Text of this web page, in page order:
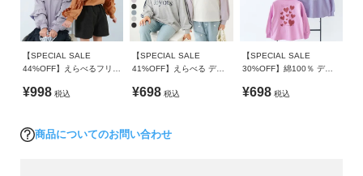
FOLLOW
生産国
CHINA
備考
洗濯機洗い可(デリケート洗い) / 漂白剤使用不可 / 乾燥機使用
【SPECIAL SALE
44%OFF】えらべるフリル
シャツ
¥998 税込
【SPECIAL SALE
41%OFF】えらべる デザ
袖Tシャツ
¥698 税込
【SPECIAL SALE
30%OFF】綿100％ デビ
袖Tシャツ
¥698 税込
商品についてのお問い合わせ